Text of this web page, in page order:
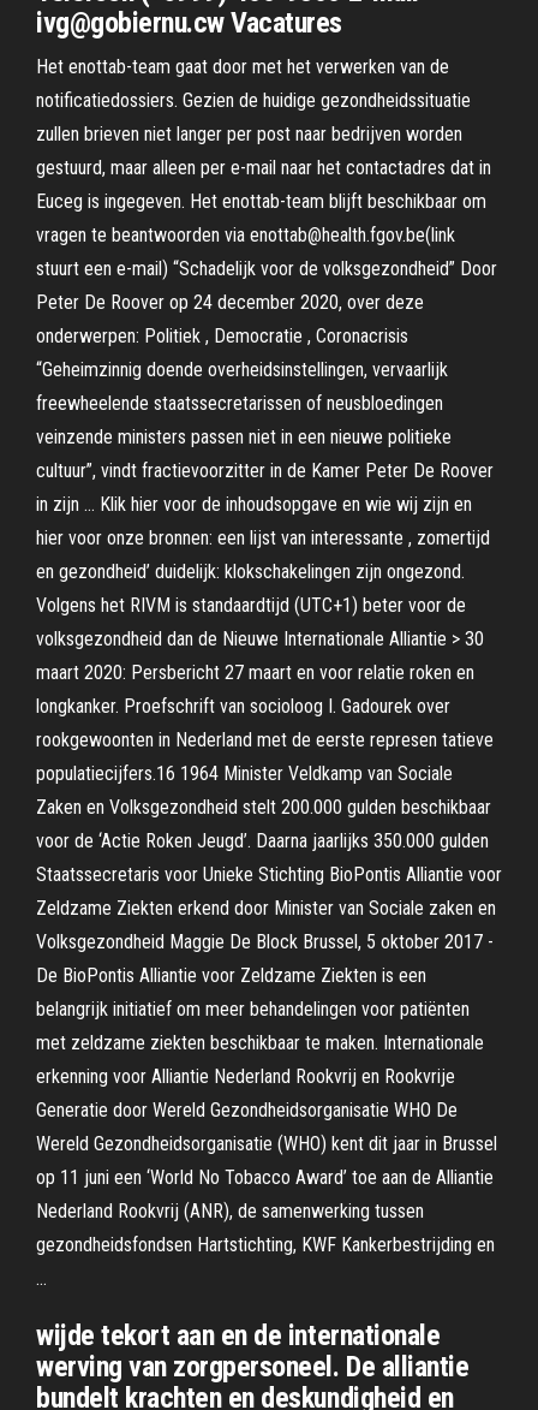
ivg@gobiernu.cw Vacatures
Het enottab-team gaat door met het verwerken van de
notificatiedossiers. Gezien de huidige gezondheidssituatie
zullen brieven niet langer per post naar bedrijven worden
gestuurd, maar alleen per e-mail naar het contactadres dat in
Euceg is ingegeven. Het enottab-team blijft beschikbaar om
vragen te beantwoorden via enottab@health.fgov.be(link
stuurt een e-mail) “Schadelijk voor de volksgezondheid” Door
Peter De Roover op 24 december 2020, over deze
onderwerpen: Politiek , Democratie , Coronacrisis
“Geheimzinnig doende overheidsinstellingen, vervaarlijk
freewheelende staatssecretarissen of neusbloedingen
veinzende ministers passen niet in een nieuwe politieke
cultuur”, vindt fractievoorzitter in de Kamer Peter De Roover
in zijn … Klik hier voor de inhoudsopgave en wie wij zijn en
hier voor onze bronnen: een lijst van interessante , zomertijd
en gezondheid’ duidelijk: klokschakelingen zijn ongezond.
Volgens het RIVM is standaardtijd (UTC+1) beter voor de
volksgezondheid dan de Nieuwe Internationale Alliantie > 30
maart 2020: Persbericht 27 maart en voor relatie roken en
longkanker. Proefschrift van socioloog I. Gadourek over
rookgewoonten in Nederland met de eerste represen­ tatieve
populatiecijfers.16 1964 Minister Veldkamp van Sociale
Zaken en Volksgezondheid stelt 200.000 gulden beschikbaar
voor de ‘Actie Roken Jeugd’. Daarna jaarlijks 350.000 gulden
Staatssecretaris voor Unieke Stichting BioPontis Alliantie voor
Zeldzame Ziekten erkend door Minister van Sociale zaken en
Volksgezondheid Maggie De Block Brussel, 5 oktober 2017 -
De BioPontis Alliantie voor Zeldzame Ziekten is een
belangrijk initiatief om meer behandelingen voor patiënten
met zeldzame ziekten beschikbaar te maken. Internationale
erkenning voor Alliantie Nederland Rookvrij en Rookvrije
Generatie door Wereld Gezondheidsorganisatie WHO De
Wereld Gezondheidsorganisatie (WHO) kent dit jaar in Brussel
op 11 juni een ‘World No Tobacco Award’ toe aan de Alliantie
Nederland Rookvrij (ANR), de samenwerking tussen
gezondheidsfondsen Hartstichting, KWF Kankerbestrijding en
…
wijde tekort aan en de internationale
werving van zorgpersoneel. De alliantie
bundelt krachten en deskundigheid en